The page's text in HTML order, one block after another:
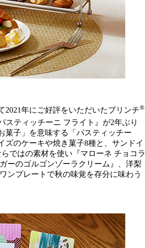
2021年にご好評をいただいたプリンチ®
スティッチーニ フライト』が2年ぶり
菓子」を意味する「パスティッチー
のケーキや焼き菓子8種と、サンドイ
ではの素材を使い『マローネ チョコラ
ーのゴルゴンゾーラクリーム』、洋梨
ンプレートで秋の味覚を存分に味わう